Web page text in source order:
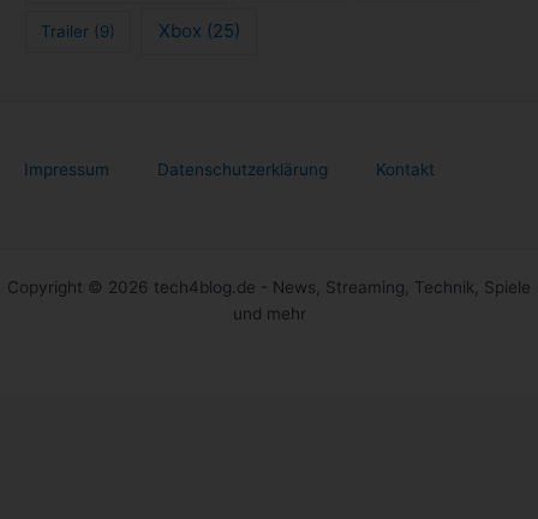
Trailer (9) Xbox (25)
Impressum Datenschutzerklärung Kontakt
Copyright © 2026 tech4blog.de - News, Streaming, Technik, Spiele
und mehr